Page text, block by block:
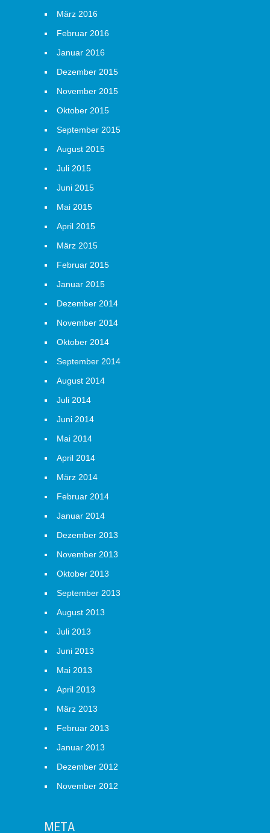
März 2016
Februar 2016
Januar 2016
Dezember 2015
November 2015
Oktober 2015
September 2015
August 2015
Juli 2015
Juni 2015
Mai 2015
April 2015
März 2015
Februar 2015
Januar 2015
Dezember 2014
November 2014
Oktober 2014
September 2014
August 2014
Juli 2014
Juni 2014
Mai 2014
April 2014
März 2014
Februar 2014
Januar 2014
Dezember 2013
November 2013
Oktober 2013
September 2013
August 2013
Juli 2013
Juni 2013
Mai 2013
April 2013
März 2013
Februar 2013
Januar 2013
Dezember 2012
November 2012
META